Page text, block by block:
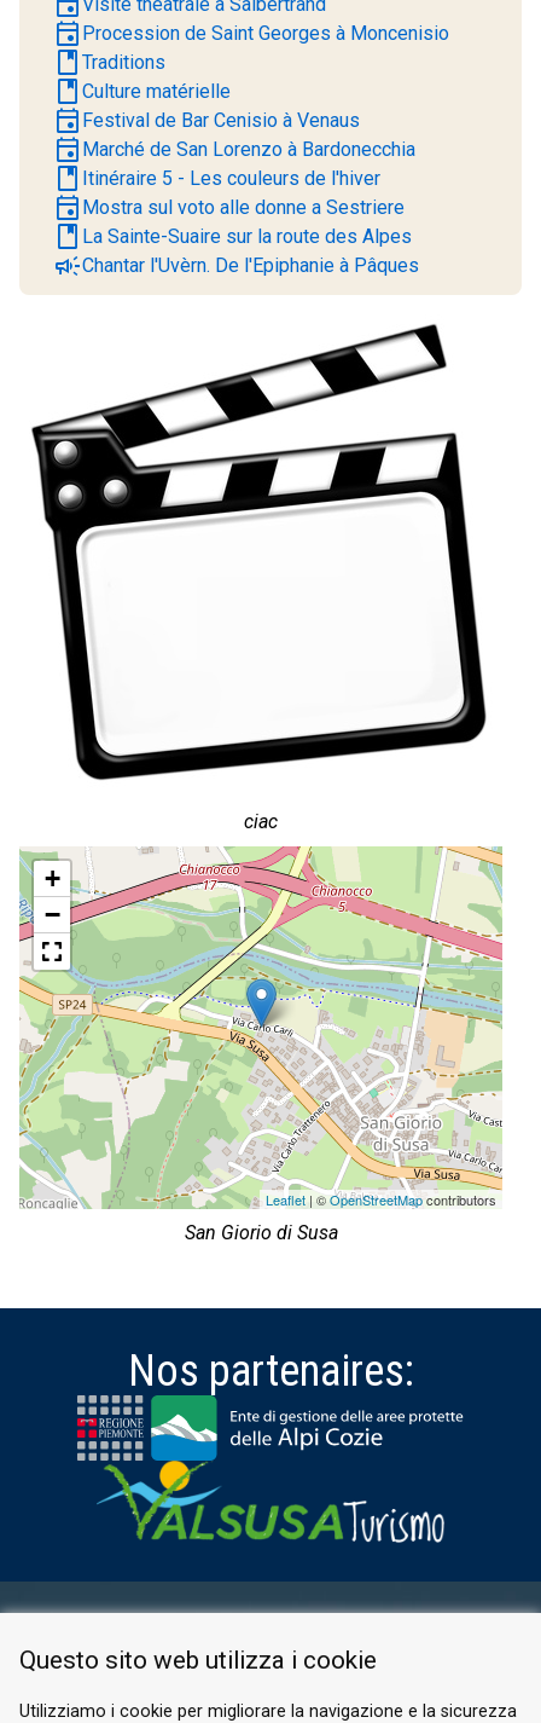
ciac
+
−
Leaflet | ©OpenStreetMapcontributors
San Giorio di Susa
event Procession de Saint Georges à Moncenisio
book Traditions
book Culture matérielle
event Festival de Bar Cenisio à Venaus
event Marché de San Lorenzo à Bardonecchia
book Itinéraire 5 - Les couleurs de l'hiver
event Mostra sul voto alle donne a Sestriere
book La Sainte-Suaire sur la route des Alpes
campaignChantar l'Uvèrn. De l'Epiphanie à Pâques
Nos partenaires:
PRIVACY POLICY
Questo sito web utilizza i cookie
Utilizziamo i cookie per migliorare la navigazione e la sicurezza